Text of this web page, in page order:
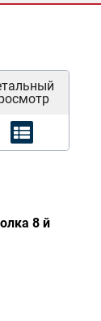
8 й